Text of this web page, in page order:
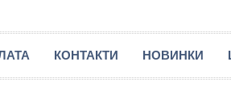
КОНТАКТИ НОВИНКИ